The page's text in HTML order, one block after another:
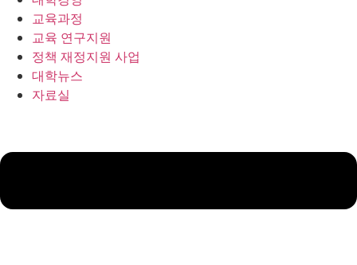
교육과정
교육 연구지원
정책 재정지원 사업
대학뉴스
자료실